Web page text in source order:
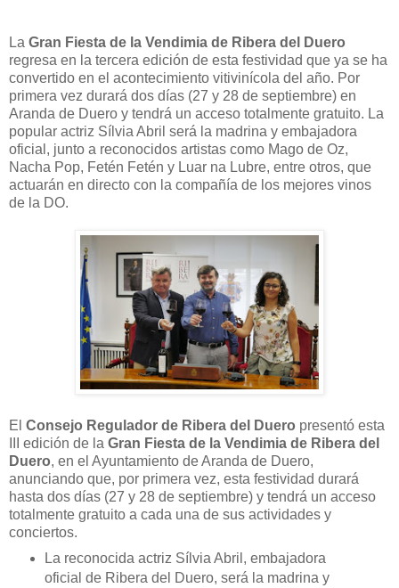
La Gran Fiesta de la Vendimia de Ribera del Duero
regresa en la tercera edición de esta festividad que ya se ha
convertido en el acontecimiento vitivinícola del año. Por
primera vez durará dos días (27 y 28 de septiembre) en
Aranda de Duero y tendrá un acceso totalmente gratuito. La
popular actriz Sílvia Abril será la madrina y embajadora
oficial, junto a reconocidos artistas como Mago de Oz,
Nacha Pop, Fetén Fetén y Luar na Lubre, entre otros, que
actuarán en directo con la compañía de los mejores vinos
de la DO.
El Consejo Regulador de Ribera del Duero presentó esta
III edición de la Gran Fiesta de la Vendimia de Ribera del
Duero, en el Ayuntamiento de Aranda de Duero,
anunciando que, por primera vez, esta festividad durará
hasta dos días (27 y 28 de septiembre) y tendrá un acceso
totalmente gratuito a cada una de sus actividades y
conciertos.
La reconocida actriz Sílvia Abril, embajadora
oficial de Ribera del Duero, será la madrina y